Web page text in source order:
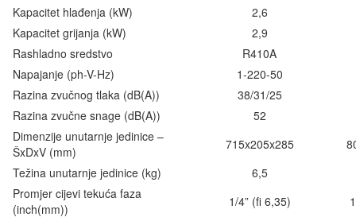
Kapacitet hlađenja (kW)
2,6
Kapacitet grijanja (kW)
2,9
Rashladno sredstvo
R410A
Napajanje (ph-V-Hz)
1-220-50
Razina zvučnog tlaka (dB(A))
38/31/25
Razina zvučne snage (dB(A))
52
Dimenzije unutarnje jedinice –
ŠxDxV (mm)
715x205x285
Težina unutarnje jedinice (kg)
6,5
Promjer cijevi tekuća faza
(inch(mm))
1/4” (fi 6,35)